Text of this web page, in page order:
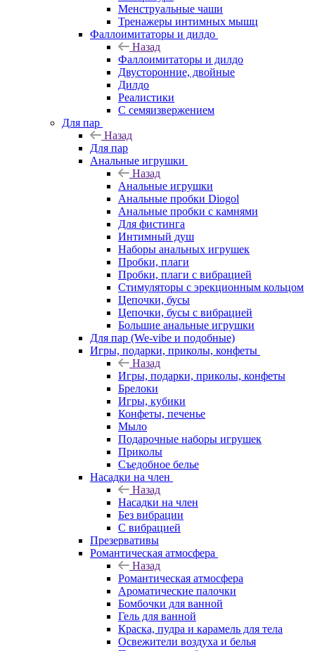
Менструальные чаши
Тренажеры интимных мышц
Фаллоимитаторы и дилдо
Назад
Фаллоимитаторы и дилдо
Двусторонние, двойные
Дилдо
Реалистики
С семяизвержением
Для пар
Назад
Для пар
Анальные игрушки
Назад
Анальные игрушки
Анальные пробки Diogol
Анальные пробки с камнями
Для фистинга
Интимный душ
Наборы анальных игрушек
Пробки, плаги
Пробки, плаги с вибрацией
Стимуляторы с эрекционным кольцом
Цепочки, бусы
Цепочки, бусы с вибрацией
Большие анальные игрушки
Для пар (We-vibe и подобные)
Игры, подарки, приколы, конфеты
Назад
Игры, подарки, приколы, конфеты
Брелоки
Игры, кубики
Конфеты, печенье
Мыло
Подарочные наборы игрушек
Приколы
Съедобное белье
Насадки на член
Назад
Насадки на член
Без вибрации
С вибрацией
Презервативы
Романтическая атмосфера
Назад
Романтическая атмосфера
Ароматические палочки
Бомбочки для ванной
Гель для ванной
Краска, пудра и карамель для тела
Освежители воздуха и белья